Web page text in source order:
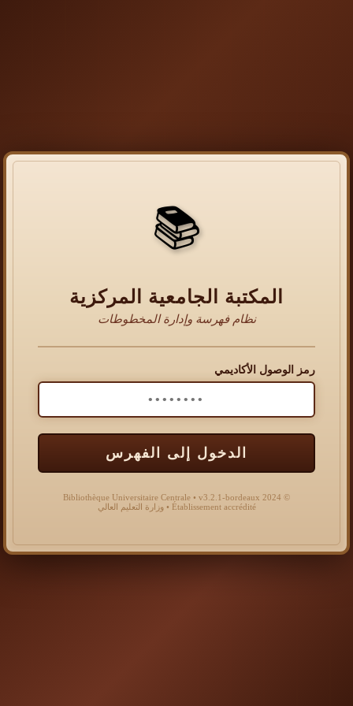
📚
المكتبة الجامعية المركزية
نظام فهرسة وإدارة المخطوطات
رمز الوصول الأكاديمي
الدخول إلى الفهرس
© 2024 Bibliothèque Universitaire Centrale • v3.2.1-bordeaux
Établissement accrédité • وزارة التعليم العالي